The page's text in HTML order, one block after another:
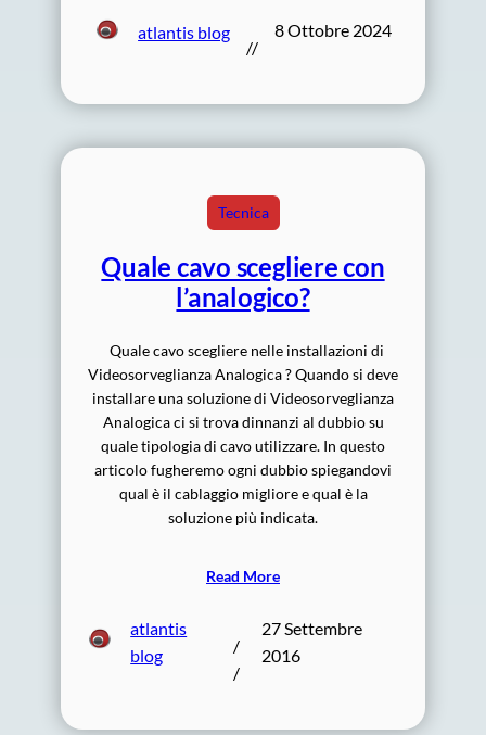
atlantis blog
//
8 Ottobre 2024
Tecnica
Quale cavo scegliere con
l’analogico?
Quale cavo scegliere nelle installazioni di
Videosorveglianza Analogica ? Quando si deve
installare una soluzione di Videosorveglianza
Analogica ci si trova dinnanzi al dubbio su
quale tipologia di cavo utilizzare. In questo
articolo fugheremo ogni dubbio spiegandovi
qual è il cablaggio migliore e qual è la
soluzione più indicata.
Read More
atlantis
blog
/
/
27 Settembre
2016